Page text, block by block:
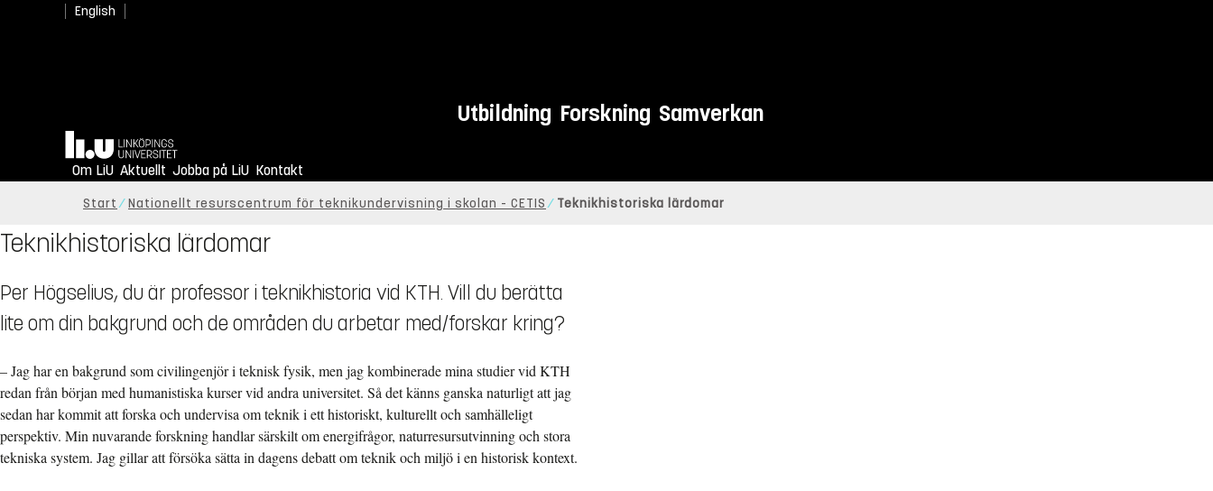
English
Utbildning Forskning Samverkan
Hem
Om LiU Aktuellt Jobba på LiU Kontakt
Start Nationellt resurscentrum för teknikundervisning i skolan - CETIS Teknikhistoriska lärdomar
Teknikhistoriska lärdomar
Per Högselius, du är professor i teknikhistoria vid KTH. Vill du berätta
lite om din bakgrund och de områden du arbetar med/forskar kring?
– Jag har en bakgrund som civilingenjör i teknisk fysik, men jag kombinerade mina studier vid KTH
redan från början med humanistiska kurser vid andra universitet. Så det känns ganska naturligt att jag
sedan har kommit att forska och undervisa om teknik i ett historiskt, kulturellt och samhälleligt
perspektiv. Min nuvarande forskning handlar särskilt om energifrågor, naturresursutvinning och stora
tekniska system. Jag gillar att försöka sätta in dagens debatt om teknik och miljö i en historisk kontext.